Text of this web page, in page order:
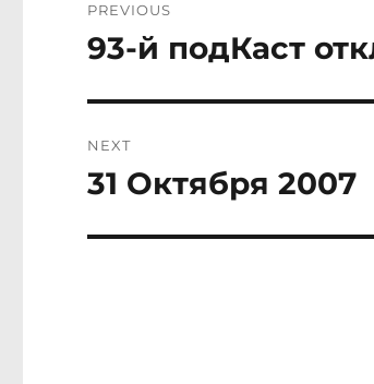
navigation
PREVIOUS
Previous
93-й подКаст
NEXT
Next
31 Октября 2007